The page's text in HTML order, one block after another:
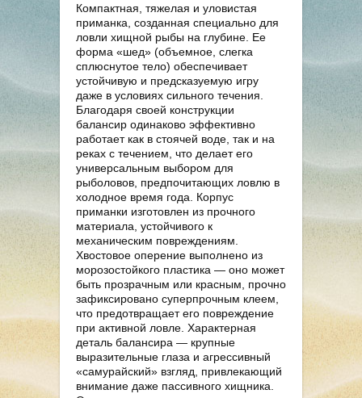
Компактная, тяжелая и уловистая
приманка, созданная специально для
ловли хищной рыбы на глубине. Ее
форма «шед» (объемное, слегка
сплюснутое тело) обеспечивает
устойчивую и предсказуемую игру
даже в условиях сильного течения.
Благодаря своей конструкции
балансир одинаково эффективно
работает как в стоячей воде, так и на
реках с течением, что делает его
универсальным выбором для
рыболовов, предпочитающих ловлю в
холодное время года. Корпус
приманки изготовлен из прочного
материала, устойчивого к
механическим повреждениям.
Хвостовое оперение выполнено из
морозостойкого пластика — оно может
быть прозрачным или красным, прочно
зафиксировано суперпрочным клеем,
что предотвращает его повреждение
при активной ловле. Характерная
деталь балансира — крупные
выразительные глаза и агрессивный
«самурайский» взгляд, привлекающий
внимание даже пассивного хищника.